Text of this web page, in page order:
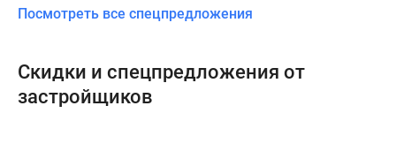
Посмотреть все спецпредложения
Скидки и спецпредложения от
застройщиков